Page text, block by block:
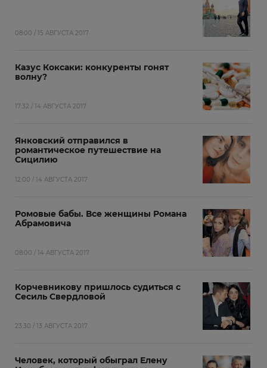
08:00 / 15 АВГУСТА 2017
Казус Коксаки: конкуренты гонят
волну?
17:32 / 14 АВГУСТА 2017
Янковский отправился в
романтическое путешествие на
Сицилию
12:00 / 14 АВГУСТА 2017
Ромовые бабы. Все женщины Романа
Абрамовича
08:00 / 14 АВГУСТА 2017
Корчевникову пришлось судиться с
Сесиль Свердловой
23:30 / 13 АВГУСТА 2017
Человек, который обыграл Елену